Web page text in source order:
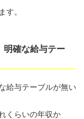
す。
明確な給与テー
給与テーブルが無い
くらいの年収か